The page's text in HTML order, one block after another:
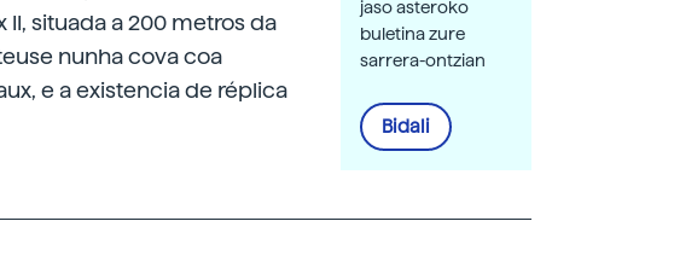
situada a 200 metros da
nunha cova coa
e a existencia de réplica
jaso asteroko
buletina zure
sarrera-ontzian
Bidali